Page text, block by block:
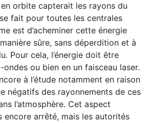
orbite capterait les rayons du
fait pour toutes les centrales
est d’acheminer cette énergie
sûre, sans déperdition et à
Pour cela, l’énergie doit être
ou bien en un faisceau laser.
à l’étude notamment en raison
négatifs des rayonnements de ces
l’atmosphère. Cet aspect
encore arrêté, mais les autorités